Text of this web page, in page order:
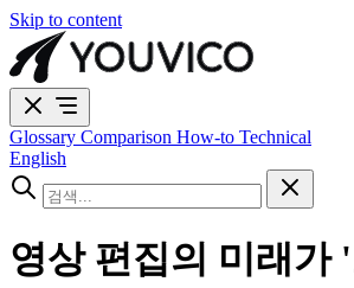
Skip to content
Glossary Comparison How-to Technical
English
영상 편집의 미래가